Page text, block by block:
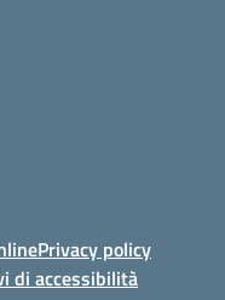
Privacy policy
di accessibilità